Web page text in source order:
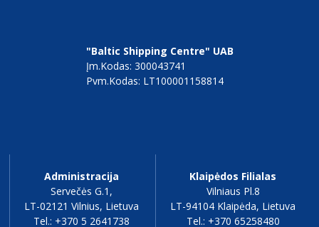
"Baltic Shipping Centre" UAB
Įm.kodas: 300043741
Pvm.kodas: LT100001158814
Administracija
Servečės G.1,
LT-02121 Vilnius, Lietuva
Tel.: +370 5 2641738
Klaipėdos Filialas
Vilniaus Pl.8
LT-94104 Klaipėda, Lietuva
Tel.: +370 65258480